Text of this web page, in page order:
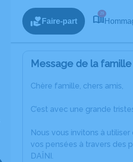
Faire-part
29
Message de la famille
Chère famille, chers amis,
C’est avec une grande
Nous vous invitons à
vos pensées à travers des
DAÏNI.